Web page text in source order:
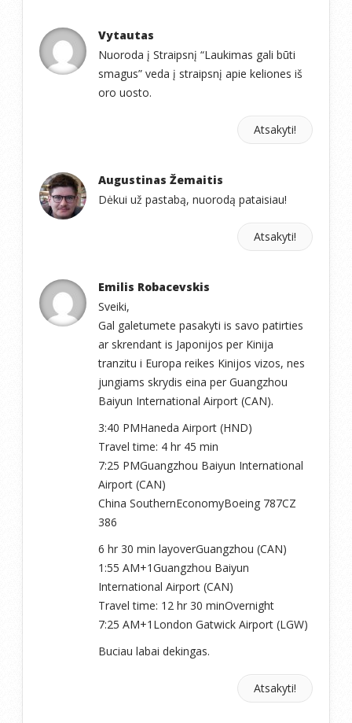
Vytautas
Nuoroda į Straipsnį “Laukimas gali būti
smagus” veda į straipsnį apie keliones iš
oro uosto.
Atsakyti!
Augustinas Žemaitis
Dėkui už pastabą, nuorodą pataisiau!
Atsakyti!
Emilis Robacevskis
Sveiki,
Gal galetumete pasakyti is savo patirties
ar skrendant is Japonijos per Kinija
tranzitu i Europa reikes Kinijos vizos, nes
jungiams skrydis eina per Guangzhou
Baiyun International Airport (CAN).
3:40 PMHaneda Airport (HND)
Travel time: 4 hr 45 min
7:25 PMGuangzhou Baiyun International
Airport (CAN)
China SouthernEconomyBoeing 787CZ
386
6 hr 30 min layoverGuangzhou (CAN)
1:55 AM+1Guangzhou Baiyun
International Airport (CAN)
Travel time: 12 hr 30 minOvernight
7:25 AM+1London Gatwick Airport (LGW)
Buciau labai dekingas.
Atsakyti!